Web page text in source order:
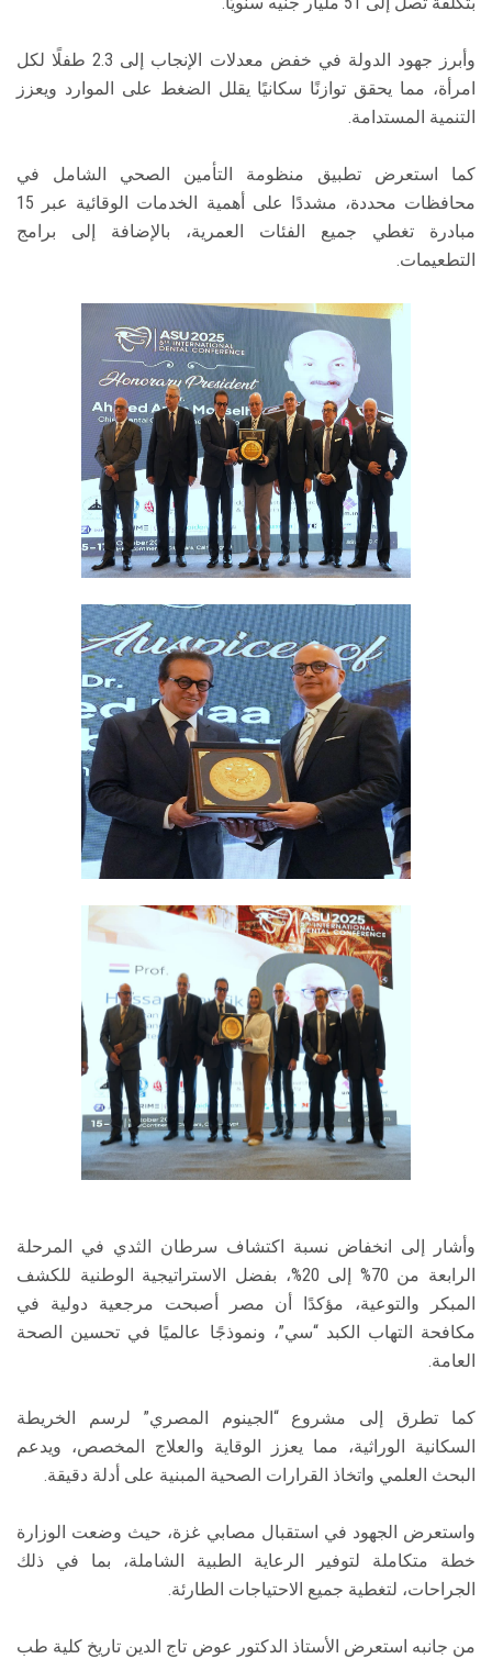
وأبرز جهود الدولة في خفض معدلات الإنجاب إلى 2.3 طفلًا لكل
امرأة، مما يحقق توازنًا سكانيًا يقلل الضغط على الموارد ويعزز
التنمية المستدامة.
كما استعرض تطبيق منظومة التأمين الصحي الشامل في
محافظات محددة، مشددًا على أهمية الخدمات الوقائية عبر 15
مبادرة تغطي جميع الفئات العمرية، بالإضافة إلى برامج
التطعيمات.
وأشار إلى انخفاض نسبة اكتشاف سرطان الثدي في المرحلة
الرابعة من 70% إلى 20%، بفضل الاستراتيجية الوطنية للكشف
المبكر والتوعية، مؤكدًا أن مصر أصبحت مرجعية دولية في
مكافحة التهاب الكبد “سي”، ونموذجًا عالميًا في تحسين الصحة
العامة.
كما تطرق إلى مشروع “الجينوم المصري” لرسم الخريطة
السكانية الوراثية، مما يعزز الوقاية والعلاج المخصص، ويدعم
البحث العلمي واتخاذ القرارات الصحية المبنية على أدلة دقيقة.
واستعرض الجهود في استقبال مصابي غزة، حيث وضعت الوزارة
خطة متكاملة لتوفير الرعاية الطبية الشاملة، بما في ذلك
الجراحات، لتغطية جميع الاحتياجات الطارئة.
من جانبه استعرض الأستاذ الدكتور عوض تاج الدين تاريخ كلية طب